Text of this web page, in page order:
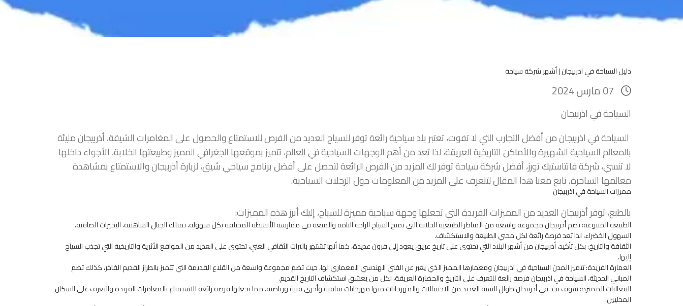
دليل السياحة في اذربيجان | أشهر شركة سياحة
السياحة في اذربيجان
السياحة في اذربيجان من أفضل التجارب التي لا تفوت، تعتبر بلد سياحية رائعة توفر للسياح العديد من الفرص للاستمتاع والحصول على المغامرات الشيقة، أذربيجان مليئة
بالمعالم السياحية الشهيرة والأماكن التاريخية العريقة، لذا تعد من أهم الوجهات السياحية في العالم، تتميز بموقعها الجغرافي المميز وطبيعتها الخلابة، الأجواء داخلها
لا تنسي، شركة فانتاستيك تورز، أفضل شركة سياحة توفر لك المزيد من الفرص الرائعة لتحصل على أفضل برنامج سياحي شيق، لزيارة أذربيجان والاستمتاع بمشاهدة
معالمها الساحرة، تابع معنا هذا المقال لتتعرف على المزيد من المعلومات حول الرحلات السياحية.
مميزات السياحة في اذربيجان
بالطبع، توفر أذربيجان العديد من المميزات الفريدة التي تجعلها وجهة سياحية مميزة للسياح، إليك أبرز هذه المميزات:
الطبيعة المتنوعة: تضم أذربيجان مجموعة واسعة من المناظر الطبيعية الخلابة التي تمنح السياح الراحة التامة والمتعة في ممارسة الأنشطة المختلفة بكل سهولة، تمتلك الجبال الشاهقة، البحيرات الصافية،
السهول الخضراء، لذا تعد فرصة رائعة لكل محبي الطبيعة والاستكشاف.
الثقافة والتاريخ: بكل تأكيد، أذربيجان من أشهر البلاد التي تحتوى على تاريخ عريق يعود إلى قرون عديدة، كما أنها تشتهر بالتراث الثقافي الغني، تحتوي على العديد من المواقع الأثرية والتاريخية التي تجذب السياح
إليها.
العمارة الفريدة: تتميز المدن السياحية في اذربيجان ومعمارها المميز الذي يعبر عن الفني الهندسي المعماري لها، حيث تضم مجموعة واسعة من القلاع القديمة التي تتميز بالطراز القديم الفاخر، كذلك تضم
المباني الحديثة، السياحة في اذربيجان فرصة رائعة للتعرف على التاريخ والحضارة العريقة، لكل من يعشق استكشاف التاريخ القديم.
الفعاليات المميزة: سوف تجد في أذربيجان طوال السنة العديد من الاحتفالات والمهرجانات منها مهرجانات ثقافية وأخرى فنية ورياضية، مما يجعلها فرصة رائعة للاستمتاع بالمغامرات الفريدة والتعرف على السكان
المحليين.